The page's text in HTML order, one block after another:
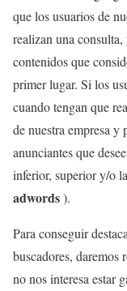
que los usuarios de
realizan una
contenidos que
primer lugar. Si los
cuando tengan que
de nuestra empresa
anunciantes que
inferior, superior y/o
adwords).
Para conseguir
buscadores,
no nos interesa estar